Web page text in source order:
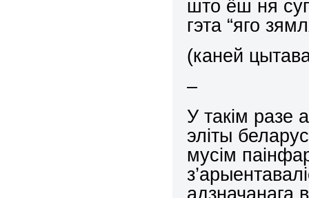
што ёш ня
гэта “яго
(каней
–
У такім разе
эліты
мусім